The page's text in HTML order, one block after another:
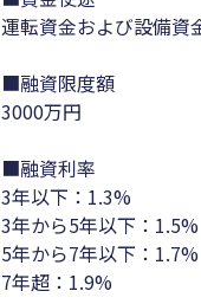
運転資金および設備資
■融資限度額
3000万円
■融資利率
3年以下：1.3%
3年から5年以下：1.5%
5年から7年以下：1.7%
7年超：1.9%